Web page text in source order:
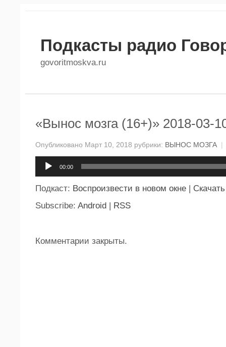
Подкасты радио
govoritmoskva.ru
«Вынос мозга (16+)» 2018-03-
Опубликовано Март 10, 2018 рубрики: ВЫНОС МОЗГА |
00:00
Подкаст: Воспроизвести в новом окне | Скачать
Subscribe: Android | RSS
Комментарии закрыты.